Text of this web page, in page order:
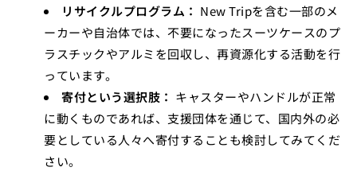
リサイクルプログラム： New Tripを含む一部のメ
ーカーや自治体では、不要になったスーツケースのプ
ラスチックやアルミを回収し、再資源化する活動を行
っています。
寄付という選択肢： キャスターやハンドルが正常
に動くものであれば、支援団体を通じて、国内外の必
要としている人々へ寄付することも検討してみてくだ
さい。